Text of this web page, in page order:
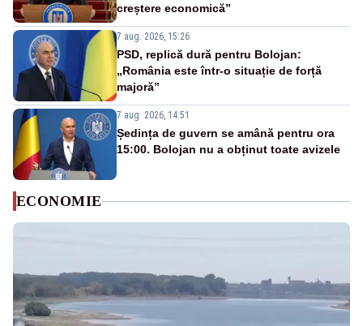
creștere economică”
7 aug. 2026, 15:26
PSD, replică dură pentru Bolojan:
„România este într-o situație de forță
majoră”
7 aug. 2026, 14:51
Ședința de guvern se amână pentru ora
15:00. Bolojan nu a obținut toate avizele
ECONOMIE